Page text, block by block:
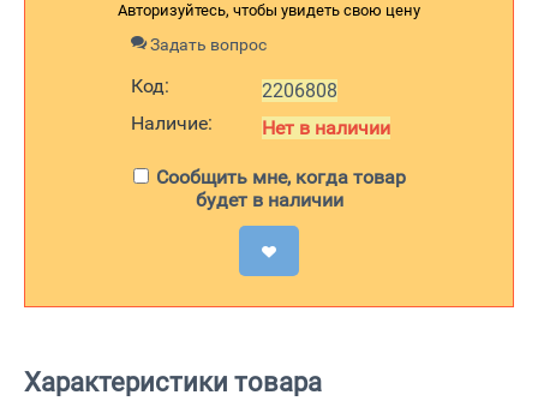
Авторизуйтесь, чтобы увидеть свою цену
Задать вопрос
Код:
2206808
Наличие:
Нет в наличии
Сообщить мне, когда товар
будет в наличии
Характеристики товара